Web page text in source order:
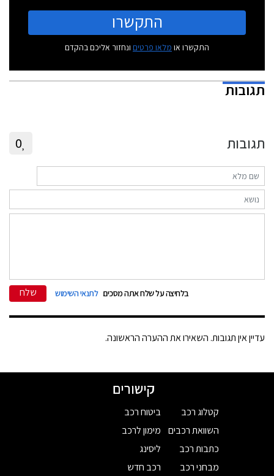
התקשרו
התקשרו או מלאו פרטים ונחזור אליכם בהקדם
תגובות
תגובות 0
בלחיצה על שלח אתה מסכים לתנאי השימוש שלח
עדיין אין תגובות. השאירו את ההערה הראשונה.
קישורים
קטלוג רכב
השוואת רכבים
כתבות רכב
מבחני רכב
ביטוח רכב
מימון לרכב
ליסינג
רכב חדש